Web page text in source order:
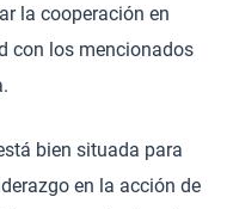
la cooperación en
con los mencionados
bien situada para
en la acción de